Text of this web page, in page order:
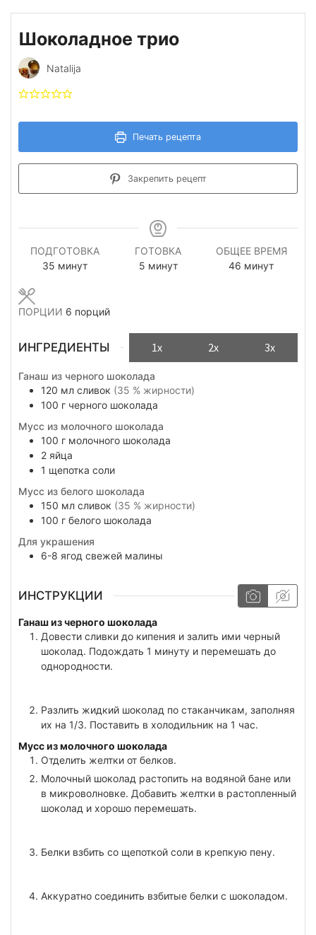
Шоколадное трио
Natalija
Печать рецепта
Закрепить рецепт
ПОДГОТОВКА
35 минуты
минут
ГОТОВКА
5минуты
минут
ОБЩЕЕ ВРЕМЯ
46 минуты
минут
ПОРЦИИ 6 порций
ИНГРЕДИЕНТЫ 1x 2x 3x
Ганаш из черного шоколада
120 мл сливок (35 % жирности)
100 г черного шоколада
Мусс из молочного шоколада
100 г молочного шоколада
2 яйца
1 щепотка соли
Мусс из белого шоколада
150 мл сливок (35 % жирности)
100 г белого шоколада
Для украшения
6-8 ягод свежей малины
ИНСТРУКЦИИ
Ганаш из черного шоколада
Довести сливки до кипения и залить ими черный
шоколад. Подождать 1 минуту и перемешать до
однородности.
Разлить жидкий шоколад по стаканчикам, заполняя
их на 1/3. Поставить в холодильник на 1 час.
Мусс из молочного шоколада
Отделить желтки от белков.
Молочный шоколад растопить на водяной бане или
в микроволновке. Добавить желтки в растопленный
шоколад и хорошо перемешать.
Белки взбить со щепоткой соли в крепкую пену.
Аккуратно соединить взбитые белки с шоколадом.